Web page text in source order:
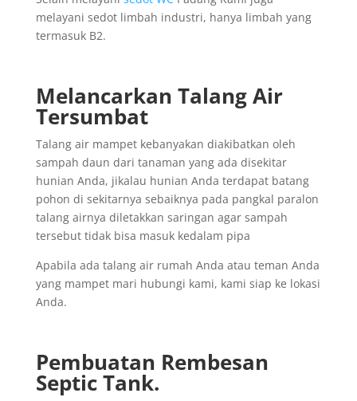
melayani sedot limbah industri, hanya limbah yang
termasuk B2.
Melancarkan Talang Air
Tersumbat
Talang air mampet kebanyakan diakibatkan oleh
sampah daun dari tanaman yang ada disekitar
hunian Anda, jikalau hunian Anda terdapat batang
pohon di sekitarnya sebaiknya pada pangkal paralon
talang airnya diletakkan saringan agar sampah
tersebut tidak bisa masuk kedalam pipa
Apabila ada talang air rumah Anda atau teman Anda
yang mampet mari hubungi kami, kami siap ke lokasi
Anda.
Pembuatan Rembesan
Septic Tank.